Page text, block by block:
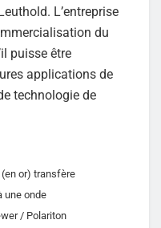
L’entreprise
du
puisse être
applications de
technologie de
or) transfère
une onde
/ Polariton